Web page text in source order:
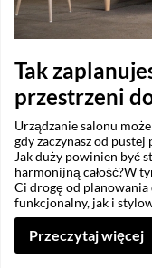
Tak
przestrzeni
Urządzanie salonu
gdy zaczynasz od
Jak duży powinien być
harmonijną całość?W
Ci drogę od
funkcjonalny, jak i
Przeczytaj więcej